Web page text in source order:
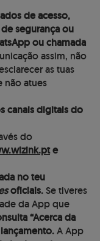
de acesso,
segurança ou
ou chamada
assim, não
as tuas
não atues
canais digitais do
do
e
no teu
oficiais.Se tiveres
da App que
“Acerca da
A App